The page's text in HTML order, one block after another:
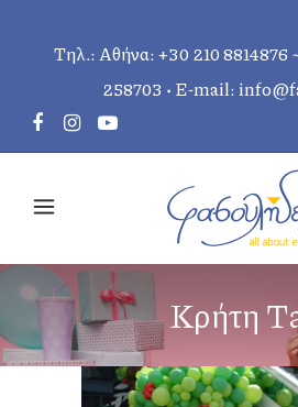
Τηλ.: Αθήνα:+30 210 8814876
258703 • E-mail:
Κρήτη